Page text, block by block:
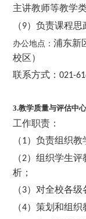
主讲教师等教学
（9）负责课程思
办公地点：浦东新
校区）
联系方式：021-
3.教学质量与评估中
工作职责：
（1）负责组织教
（2）组织学生评
析；
（3）对全校各级
（4）策划和组织